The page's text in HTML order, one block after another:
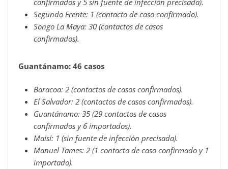
Segundo Frente: 1 (contacto de caso confirmado).
Songo La Maya: 30 (contactos de casos
confirmados).
Guantánamo: 46 casos
Baracoa: 2 (contactos de casos confirmados).
El Salvador: 2 (contactos de casos confirmados).
Guantánamo: 35 (29 contactos de casos
confirmados y 6 importados).
Maisí: 1 (sin fuente de infección precisada).
Manuel Tames: 2 (1 contacto de caso confirmado y 1
importado).